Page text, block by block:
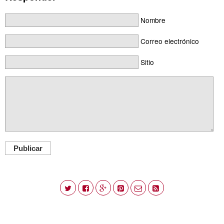
Nombre
Correo electrónico
Sitio
Publicar